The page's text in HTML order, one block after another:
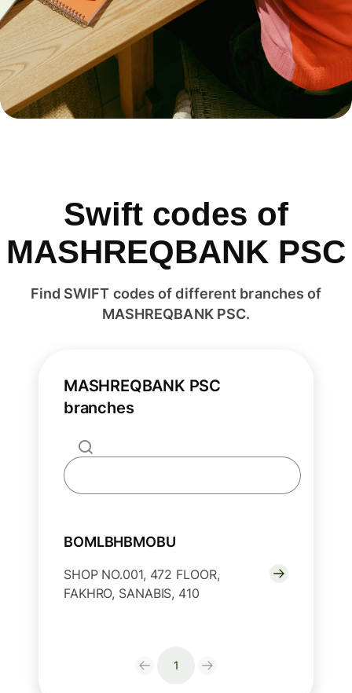
Swift codes of
MASHREQBANK PSC
Find SWIFT codes of different branches of
MASHREQBANK PSC.
MASHREQBANK PSC
branches
BOMLBHBMOBU
SHOP NO.001, 472 FLOOR,
FAKHRO, SANABIS, 410
1